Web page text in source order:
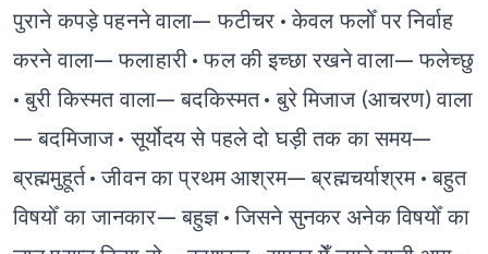
पुराने कपड़े पहनने वाला— फटीचर • केवल फलोँ पर निर्वाह
करने वाला— फलाहारी • फल की इच्छा रखने वाला— फलेच्छु
• बुरी किस्मत वाला— बदकिस्मत • बुरे मिजाज (आचरण) वाला
— बदमिजाज • सूर्योदय से पहले दो घड़ी तक का समय—
ब्रह्ममुहूर्त • जीवन का प्रथम आश्रम— ब्रह्मचर्याश्रम • बहुत
विषयोँ का जानकार— बहुज्ञ • जिसने सुनकर अनेक विषयोँ का